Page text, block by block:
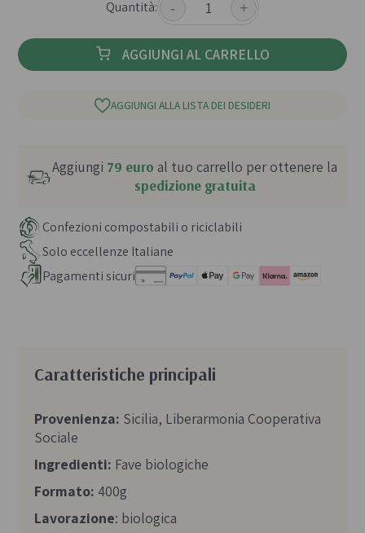
Quantità:
- +
AGGIUNGI AL CARRELLO
AGGIUNGI ALLA LISTA DEI DESIDERI
Aggiungi 79 euro al tuo carrello per ottenere la
spedizione gratuita
Confezioni compostabili o riciclabili
Solo eccellenze Italiane
Pagamenti sicuri
Caratteristiche principali
Provenienza: Sicilia, Liberarmonia Cooperativa
Sociale
Ingredienti: Fave biologiche
Formato:400g
Lavorazione: biologica